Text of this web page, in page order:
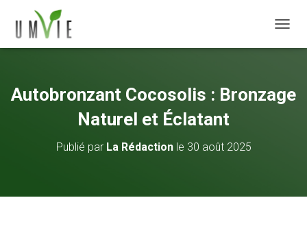
Autobronzant Cocosolis : Bronzage
Naturel et Éclatant
Publié par La Rédactionle 30 août 2025